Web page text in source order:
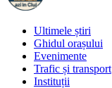
Ultimele știri
Ghidul orașului
Evenimente
Trafic și transport
Instituții